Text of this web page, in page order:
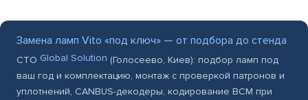
Замена ламп Vito «под ключ» — от подбора до стенда
СТО Global Solution (Голосеево, Киев): подбор ламп под
ваш год и комплектацию, монтаж с проверкой патронов и
уплотнений, CANBUS-декодеры, кодирование BCM при